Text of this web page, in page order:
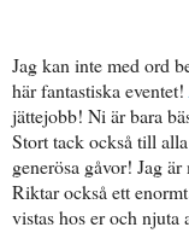
Jag kan inte med ord
här fantastiska eventet!
jättejobb! Ni är bara
Stort tack också till alla
generösa gåvor! Jag är
Riktar också ett
vistas hos er och njuta